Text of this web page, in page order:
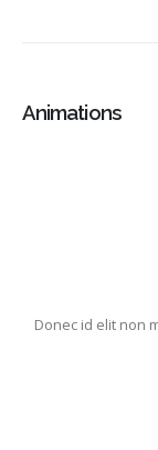
Animations
Donec id elit non